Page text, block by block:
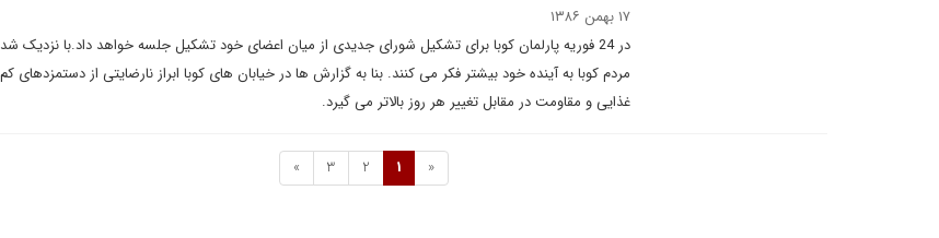
۱۷ بهمن ۱۳۸۶
در 24 فوریه پارلمان کوبا برای تشکیل شورای جدیدی از میان اعضای خود تشکیل جلسه خواهد داد.با نزدیک
مردم کوبا به آینده خود بیشتر فکر می کنند. بنا به گزارش ها در خیابان های کوبا ابراز نارضایتی از دستمزدهای
غذایی و مقاومت در مقابل تغییر هر روز بالاتر می گیرد.
«
1
2
3
»